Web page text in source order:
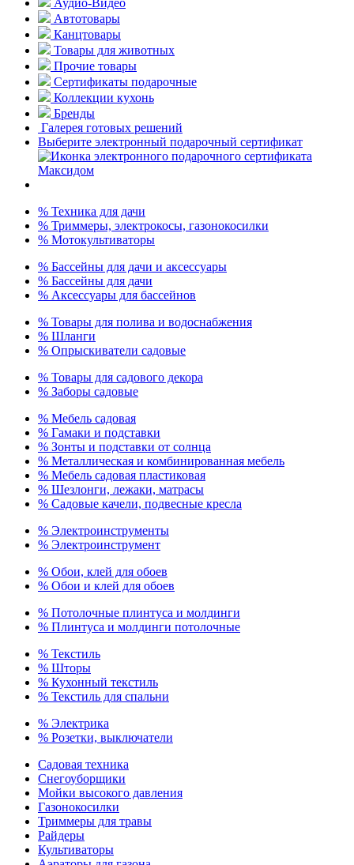
Аудио-Видео
Автотовары
Канцтовары
Товары для животных
Прочие товары
Сертификаты подарочные
Коллекции кухонь
Бренды
Галерея готовых решений
Выберите электронный подарочный сертификат
% Техника для дачи
% Триммеры, электрокосы, газонокосилки
% Мотокультиваторы
% Бассейны для дачи и аксессуары
% Бассейны для дачи
% Аксессуары для бассейнов
% Товары для полива и водоснабжения
% Шланги
% Опрыскиватели садовые
% Товары для садового декора
% Заборы садовые
% Мебель садовая
% Гамаки и подставки
% Зонты и подставки от солнца
% Металлическая и комбинированная мебель
% Мебель садовая пластиковая
% Шезлонги, лежаки, матрасы
% Садовые качели, подвесные кресла
% Электроинструменты
% Электроинструмент
% Обои, клей для обоев
% Обои и клей для обоев
% Потолочные плинтуса и молдинги
% Плинтуса и молдинги потолочные
% Текстиль
% Шторы
% Кухонный текстиль
% Текстиль для спальни
% Электрика
% Розетки, выключатели
Садовая техника
Снегоуборщики
Мойки высокого давления
Газонокосилки
Триммеры для травы
Райдеры
Культиваторы